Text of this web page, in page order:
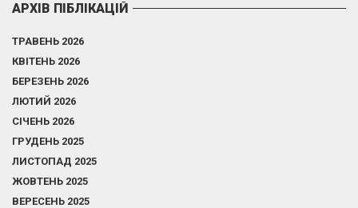
АРХІВ ПІБЛІКАЦІЙ
ТРАВЕНЬ 2026
КВІТЕНЬ 2026
БЕРЕЗЕНЬ 2026
ЛЮТИЙ 2026
СІЧЕНЬ 2026
ГРУДЕНЬ 2025
ЛИСТОПАД 2025
ЖОВТЕНЬ 2025
ВЕРЕСЕНЬ 2025